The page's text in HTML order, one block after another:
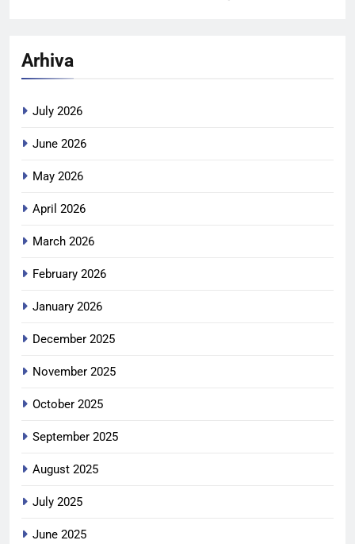
Arhiva
July 2026
June 2026
May 2026
April 2026
March 2026
February 2026
January 2026
December 2025
November 2025
October 2025
September 2025
August 2025
July 2025
June 2025